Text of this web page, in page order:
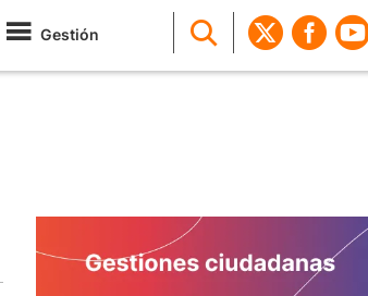
Gestión